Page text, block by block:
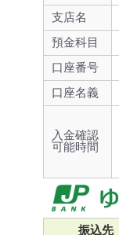
支店名
預金科目
口座番号
口座名義
入金確認
可能時間
振込先